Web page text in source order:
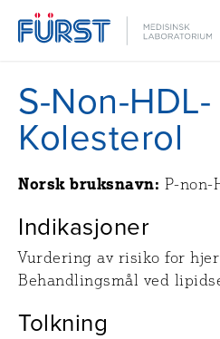
S-Non-HDL-
Kolesterol
Norsk bruksnavn: P-non-
Indikasjoner
Vurdering av risiko for
Behandlingsmål ved
Tolkning